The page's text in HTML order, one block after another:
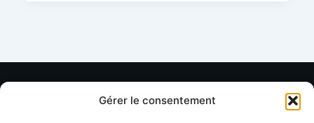
Gérer le consentement